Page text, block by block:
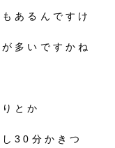
あるんですけ
多いですかね
とか
30分かきつ